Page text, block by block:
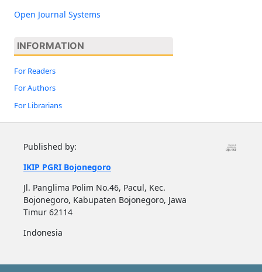
Open Journal Systems
INFORMATION
For Readers
For Authors
For Librarians
Published by:
IKIP PGRI Bojonegoro
Jl. Panglima Polim No.46, Pacul, Kec.
Bojonegoro, Kabupaten Bojonegoro, Jawa
Timur 62114
Indonesia